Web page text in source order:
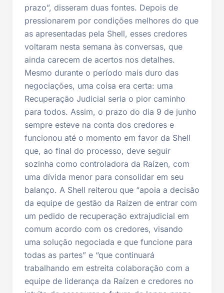
prazo”, disseram duas fontes. Depois de
pressionarem por condições melhores do que
as apresentadas pela Shell, esses credores
voltaram nesta semana às conversas, que
ainda carecem de acertos nos detalhes.
Mesmo durante o período mais duro das
negociações, uma coisa era certa: uma
Recuperação Judicial seria o pior caminho
para todos. Assim, o prazo do dia 9 de junho
sempre esteve na conta dos credores e
funcionou até o momento em favor da Shell
que, ao final do processo, deve seguir
sozinha como controladora da Raízen, com
uma dívida menor para consolidar em seu
balanço. A Shell reiterou que “apoia a decisão
da equipe de gestão da Raízen de entrar com
um pedido de recuperação extrajudicial em
comum acordo com os credores, visando
uma solução negociada e que funcione para
todas as partes” e “que continuará
trabalhando em estreita colaboração com a
equipe de liderança da Raízen e credores no